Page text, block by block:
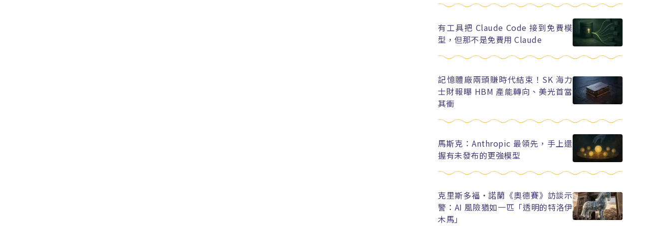
有工具把 Claude Code 接到免費模
型，但那不是免費用 Claude
記憶體廠兩頭賺時代結束！SK 海力
士財報曝 HBM 產能轉向、美光首當
其衝
馬斯克：Anthropic 最領先，手上還
握有未發布的更強模型
克里斯多福・諾蘭《奧德賽》訪談示
警：AI 風險猶如一匹「透明的特洛伊
木馬」